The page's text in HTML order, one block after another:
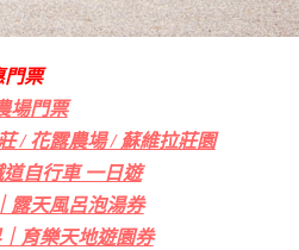
門票
場門票
/ 花露農場 / 蘇維拉莊園
自行車 一日遊
露天風呂泡湯券
育樂天地遊園券